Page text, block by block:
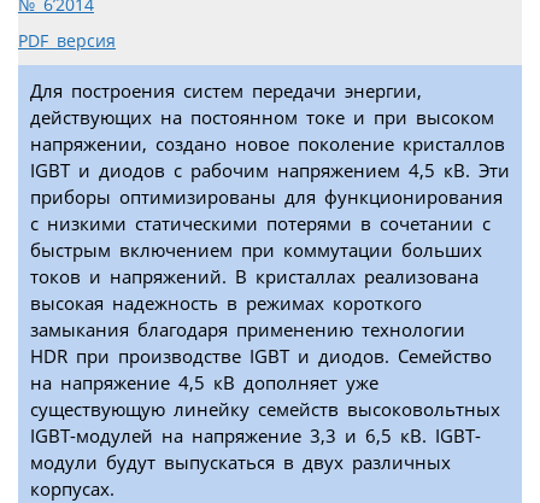
№ 6’2014
PDF версия
Для построения систем передачи энергии,
действующих на постоянном токе и при высоком
напряжении, создано новое поколение кристаллов
IGBT и диодов с рабочим напряжением 4,5 кВ. Эти
приборы оптимизированы для функционирования
с низкими статическими потерями в сочетании с
быстрым включением при коммутации больших
токов и напряжений. В кристаллах реализована
высокая надежность в режимах короткого
замыкания благодаря применению технологии
HDR при производстве IGBT и диодов. Семейство
на напряжение 4,5 кВ дополняет уже
существующую линейку семейств высоковольтных
IGBT-модулей на напряжение 3,3 и 6,5 кВ. IGBT-
модули будут выпускаться в двух различных
корпусах.